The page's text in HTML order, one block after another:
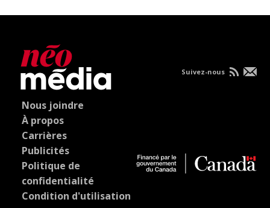
Nous joindre
À propos
Carrières
Publicités
Politique de
confidentialité
Condition d'utilisation
Suivez-nous